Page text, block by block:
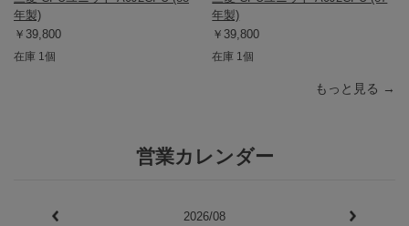
年製)
￥39,800
在庫 1個
年製)
￥39,800
在庫 1個
もっと見る →
営業カレンダー
2026/08